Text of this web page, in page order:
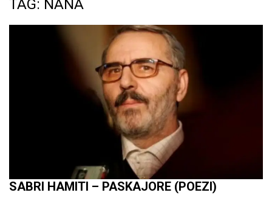
TAG: NANA
SABRI HAMITI – PASKAJORE (POEZI)